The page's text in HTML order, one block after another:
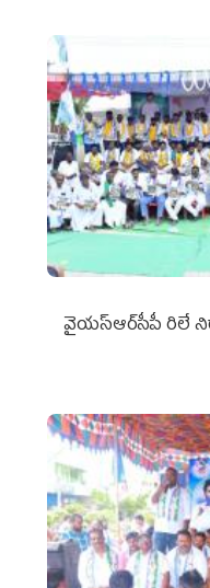
వైయ‌స్ఆర్‌సీపీ రిలే